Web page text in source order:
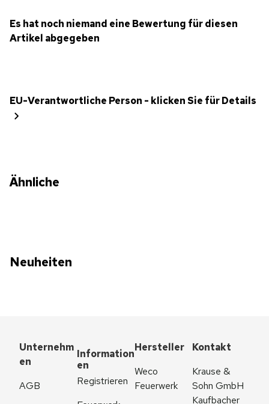
Es hat noch niemand eine Bewertung für diesen
Artikel abgegeben
EU-Verantwortliche Person - klicken Sie für Details
Ähnliche
Neuheiten
Unternehm
en
AGB
Information
en
Registrieren
Hersteller
Weco
Feuerwerk
Kontakt
Krause &
Sohn GmbH
Kaufbacher